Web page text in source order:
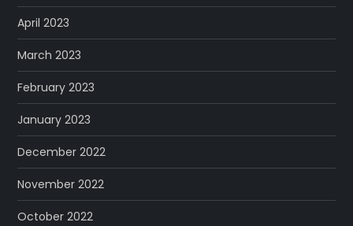
April 2023
March 2023
February 2023
January 2023
December 2022
November 2022
October 2022